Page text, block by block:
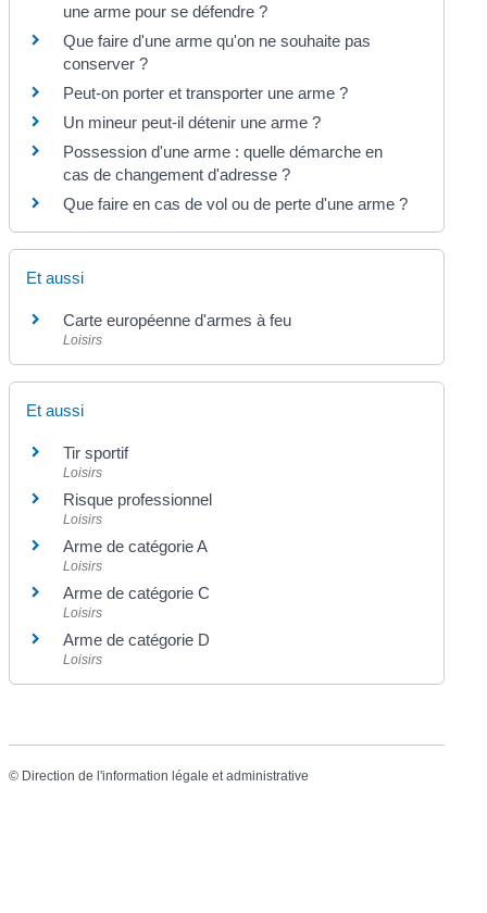
une arme pour se défendre ?
Que faire d'une arme qu'on ne souhaite pas
conserver ?
Peut-on porter et transporter une arme ?
Un mineur peut-il détenir une arme ?
Possession d'une arme : quelle démarche en
cas de changement d'adresse ?
Que faire en cas de vol ou de perte d'une arme ?
Et aussi
Carte européenne d'armes à feu
Loisirs
Et aussi
Tir sportif
Loisirs
Risque professionnel
Loisirs
Arme de catégorie A
Loisirs
Arme de catégorie C
Loisirs
Arme de catégorie D
Loisirs
© Direction de l'information légale et administrative